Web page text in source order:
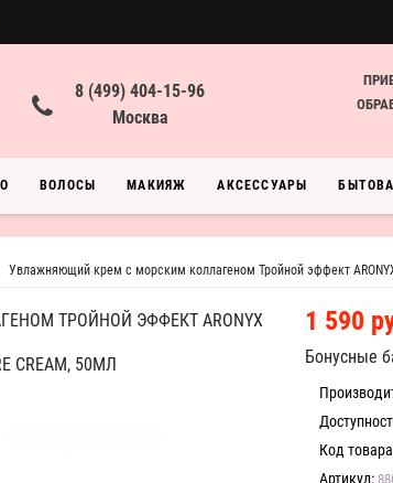
8 (499) 404-15-96
Москва
ВОЛОСЫ МАКИЯЖ АКСЕССУАРЫ
Увлажняющий крем с морским коллагеном Тройной эффект
ТРОЙНОЙ ЭФФЕКТ ARONYX
CREAM, 50МЛ
1 590
Бонусные
Код
Артикул: